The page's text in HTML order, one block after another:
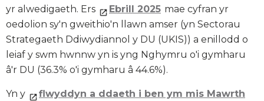
yr alwedigaeth. Ers
Ebrill 2025 mae cyfran yr
oedolion sy'n gweithio'n llawn amser (yn Sectorau
Strategaeth Ddiwydiannol y DU (UKIS)) a enillodd o
leiaf y swm hwnnw yn is yng Nghymru o'i gymharu
â'r DU (36.3% o'i gymharu â 44.6%).
Yn y
flwyddyn a ddaeth i ben ym mis Mawrth